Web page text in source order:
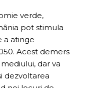
verde,
pot stimula
a atinge
Acest demers
dar va
dezvoltarea